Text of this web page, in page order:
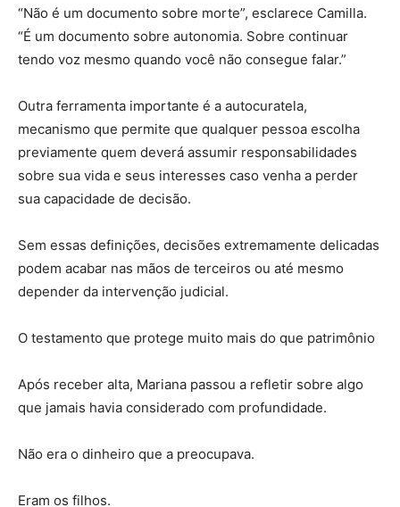
“Não é um documento sobre morte”, esclarece Camilla.
“É um documento sobre autonomia. Sobre continuar
tendo voz mesmo quando você não consegue falar.”
Outra ferramenta importante é a autocuratela,
mecanismo que permite que qualquer pessoa escolha
previamente quem deverá assumir responsabilidades
sobre sua vida e seus interesses caso venha a perder
sua capacidade de decisão.
Sem essas definições, decisões extremamente delicadas
podem acabar nas mãos de terceiros ou até mesmo
depender da intervenção judicial.
O testamento que protege muito mais do que patrimônio
Após receber alta, Mariana passou a refletir sobre algo
que jamais havia considerado com profundidade.
Não era o dinheiro que a preocupava.
Eram os filhos.